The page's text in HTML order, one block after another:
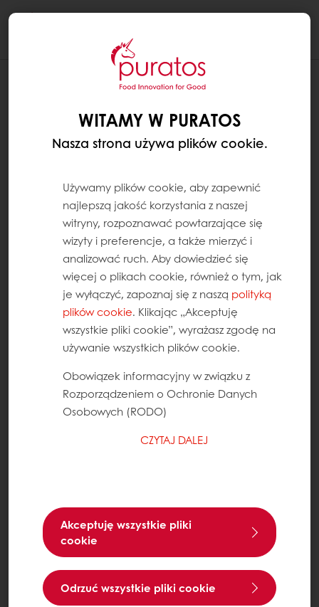
WITAMY W PURATOS
Nasza strona używa plików cookie.
Używamy plików cookie, aby zapewnić
najlepszą jakość korzystania z naszej
witryny, rozpoznawać powtarzające się
wizyty i preferencje, a także mierzyć i
analizować ruch. Aby dowiedzieć się
więcej o plikach cookie, również o tym, jak
je wyłączyć, zapoznaj się z naszą polityką
plików cookie. Klikając „Akceptuję
wszystkie pliki cookie”, wyrażasz zgodę na
używanie wszystkich plików cookie.
Obowiązek informacyjny w związku z
Rozporządzeniem o Ochronie Danych
Osobowych (RODO)
CZYTAJ DALEJ
Akceptuję wszystkie pliki
cookie
Odrzuć wszystkie pliki cookie